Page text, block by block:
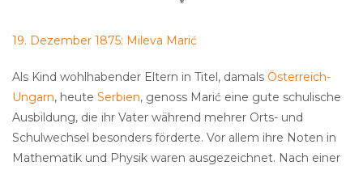
*
19. Dezember 1875: Mileva Marić
Als Kind wohlhabender Eltern in Titel, damals Österreich-
Ungarn, heute Serbien, genoss Marić eine gute schulische
Ausbildung, die ihr Vater während mehrer Orts- und
Schulwechsel besonders förderte. Vor allem ihre Noten in
Mathematik und Physik waren ausgezeichnet. Nach einer